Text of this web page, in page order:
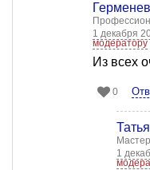
1 декабря
модератору
Из всех
0
Мастер
1